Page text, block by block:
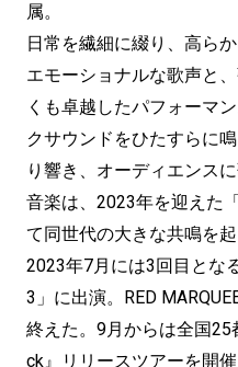
属。
日常を繊細に綴り、高ら
エモーショナルな歌声と
くも卓越したパフォーマ
クサウンドをひたすらに
り響き、オーディエンス
音楽は、2023年を迎えた
て同世代の大きな共鳴を
2023年7月には3回目とな
3」に出演。RED
終えた。9月からは全国25
ck』リリースツアーを開